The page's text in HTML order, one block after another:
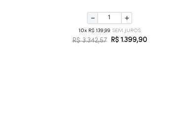
＋
－
10 R$ 139,99
R$ 3.342,57 R$ 1 .399,90